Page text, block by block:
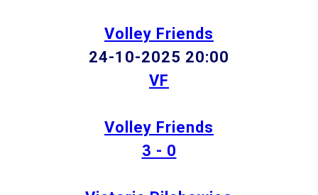
Volley Friends
24-10-2025 20:00
VF
Volley Friends
3 - 0